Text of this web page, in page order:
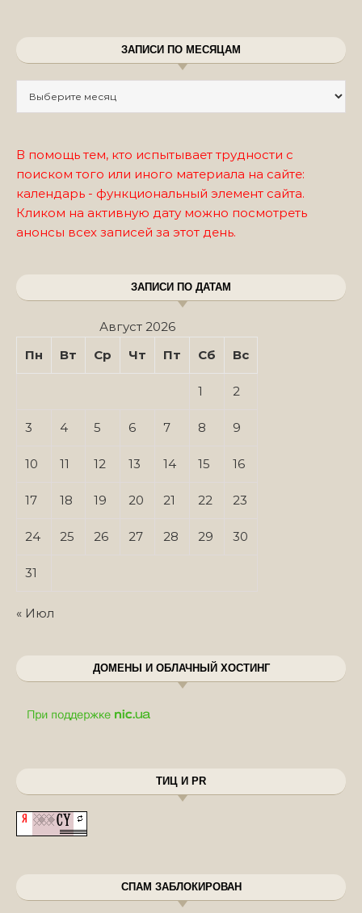
ЗАПИСИ ПО МЕСЯЦАМ
В помощь тем, кто испытывает трудности с
поиском того или иного материала на сайте:
календарь - функциональный элемент сайта.
Кликом на активную дату можно посмотреть
анонсы всех записей за этот день.
ЗАПИСИ ПО ДАТАМ
Август 2026
Пн
Вт Ср Чт Пт Сб Вс
1 2
3 4 5 6 7 8 9
10 11 12 13 14 15 16
17 18 19 20 21 22 23
24 25 26 27 28 29 30
31
« Июл
ДОМЕНЫ И ОБЛАЧНЫЙ ХОСТИНГ
ТИЦ И PR
СПАМ ЗАБЛОКИРОВАН